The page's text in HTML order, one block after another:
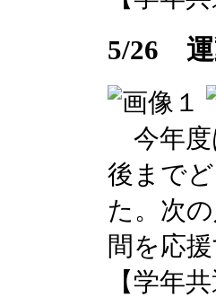
5/26 運
今年度
後まで
た。次
間を応
【学年